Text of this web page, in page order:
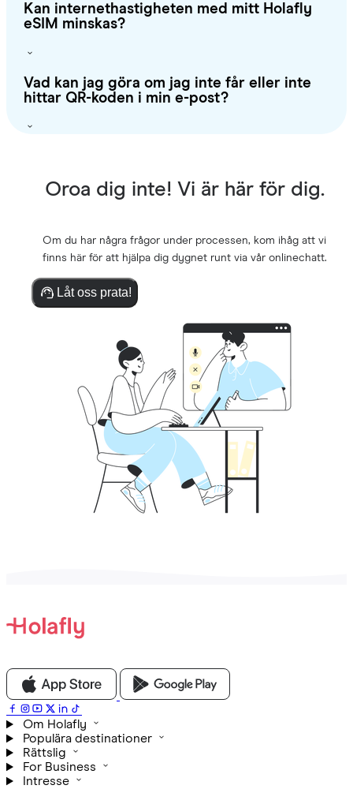
Kan internethastigheten med mitt Holafly
eSIM minskas?
Vad kan jag göra om jag inte får eller inte
hittar QR-koden i min e-post?
Oroa dig inte! Vi är här för dig.
Om du har några frågor under processen, kom ihåg att vi
finns här för att hjälpa dig dygnet runt via vår onlinechatt.
Låt oss prata!
Om Holafly
Populära destinationer
Rättslig
For Business
Intresse